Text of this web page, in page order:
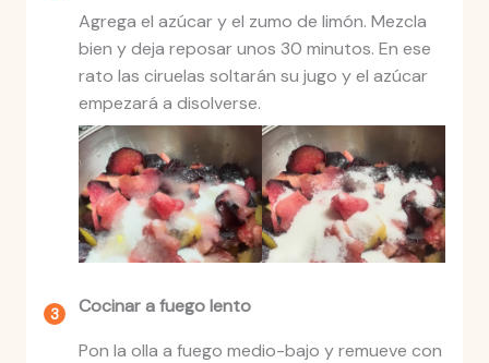
Agrega el azúcar y el zumo de limón. Mezcla
bien y deja reposar unos 30 minutos. En ese
rato las ciruelas soltarán su jugo y el azúcar
empezará a disolverse.
Cocinar a fuego lento
Pon la olla a fuego medio-bajo y remueve con